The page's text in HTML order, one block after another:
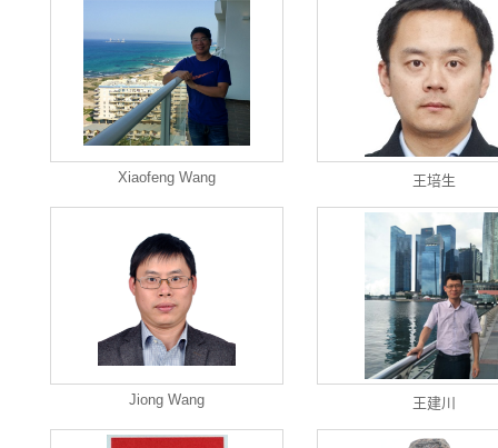
Xiaofeng Wang 王培生
Jiong Wang 王建川